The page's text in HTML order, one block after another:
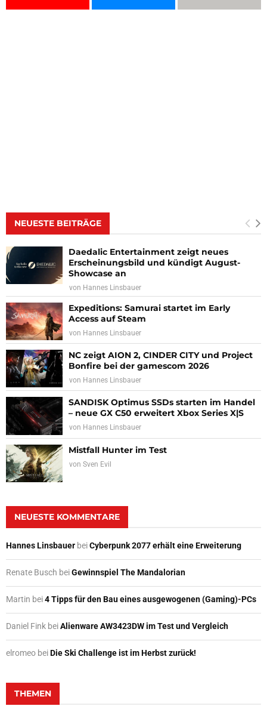
NEUESTE BEITRÄGE
Daedalic Entertainment zeigt neues
Erscheinungsbild und kündigt August-
Showcase an
von Hannes Linsbauer
Expeditions: Samurai startet im Early
Access auf Steam
von Hannes Linsbauer
NC zeigt AION 2, CINDER CITY und Project
Bonfire bei der gamescom 2026
von Hannes Linsbauer
SANDISK Optimus SSDs starten im Handel
– neue GX C50 erweitert Xbox Series X|S
von Hannes Linsbauer
Mistfall Hunter im Test
von Sven Evil
NEUESTE KOMMENTARE
Hannes Linsbauer beiCyberpunk 2077 erhält eine Erweiterung
Renate Busch beiGewinnspiel The Mandalorian
Martin bei4 Tipps für den Bau eines ausgewogenen (Gaming)-PCs
Daniel Fink beiAlienware AW3423DW im Test und Vergleich
elromeo beiDie Ski Challenge ist im Herbst zurück!
THEMEN